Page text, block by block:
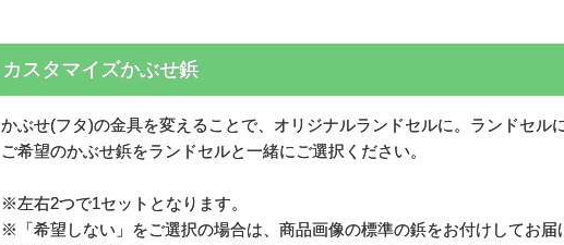
カスタマイズかぶせ鋲
かぶせ(フタ)の金具を変えることで、オリジナルランドセルに。ランドセル
ご希望のかぶせ鋲をランドセルと一緒にご選択ください。
※左右2つで1セットとなります。
※「希望しない」をご選択の場合は、商品画像の標準の鋲をお付けしてお届